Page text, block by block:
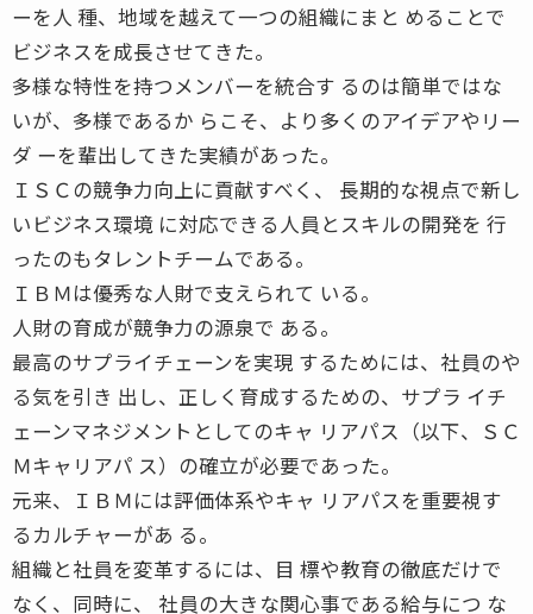
ーを人 種、地域を越えて一つの組織にまと めることで
ビジネスを成長させてきた。
多様な特性を持つメンバーを統合す るのは簡単ではな
いが、多様であるか らこそ、より多くのアイデアやリー
ダ ーを輩出してきた実績があった。
ＩＳＣの競争力向上に貢献すべく、 長期的な視点で新し
いビジネス環境 に対応できる人員とスキルの開発を 行
ったのもタレントチームである。
ＩＢＭは優秀な人財で支えられて いる。
人財の育成が競争力の源泉で ある。
最高のサプライチェーンを実現 するためには、社員のや
る気を引き 出し、正しく育成するための、サプラ イチ
ェーンマネジメントとしてのキャ リアパス（以下、ＳＣ
Ｍキャリアパ ス）の確立が必要であった。
元来、ＩＢＭには評価体系やキャ リアパスを重要視す
るカルチャーがあ る。
組織と社員を変革するには、目 標や教育の徹底だけで
なく、同時に、 社員の大きな関心事である給与につ な